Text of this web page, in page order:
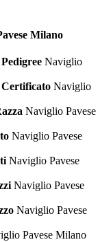
Milano
Naviglio
Naviglio
Naviglio Pavese
Naviglio Pavese
Naviglio Pavese
Naviglio Pavese
Naviglio Pavese
Pavese Milano